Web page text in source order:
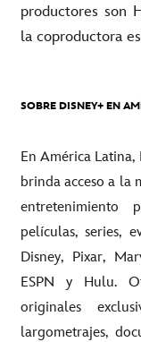
productores
la coproductora es
SOBRE DISNEY+ EN
En América
brinda acceso a la
entretenimiento
películas, series,
Disney, Pixar,
ESPN y Hulu.
originales
largometrajes,